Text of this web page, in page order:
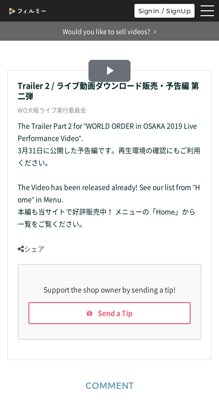
SignIn / SignUp
Would you like to sell videos?
Play
Trailer 2 / ライブ動画ダウンロード販売・予告編 第
二弾
WO大阪ライブ実行委員会
The Trailer Part 2 for "WORLD ORDER in OSAKA 2019 Live
Performance Video".
3月31日に公開した予告編です。再生環境の確認にもご利用
ください。
The Video has been released already! See our list from "H
ome" in Menu.
本編も当サイトで好評販売中！ メニューの「Home」から
一覧をご覧ください。
シェア
Support the shop owner by sending a tip!
Send a Tip
COMMENT